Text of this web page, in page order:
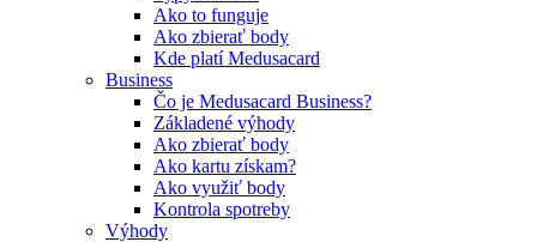
Ako to funguje
Ako zbierať body
Kde platí Medusacard
Business
Čo je Medusacard Business?
Základené výhody
Ako zbierať body
Ako kartu získam?
Ako využiť body
Kontrola spotreby
Výhody